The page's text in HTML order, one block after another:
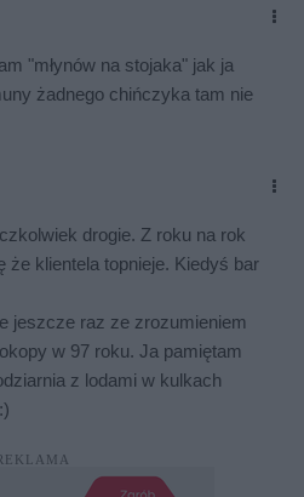
"młynów na stojaka" jak ja
żadnego chińczyka tam nie
drogie. Z roku na rok
że klientela topnieje. Kiedyś bar
jeszcze raz ze zrozumieniem
w 97 roku. Ja pamiętam
z lodami w kulkach